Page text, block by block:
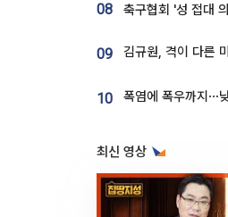
08
09
10
최신 영상